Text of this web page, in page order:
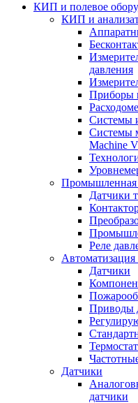
КИП и полевое
КИП и
давления
Приборы
Системы
Системы
Machine
Промышленная
Датчики
Реле
Автоматизация
Датчики
Приводы
Датчики
датчики